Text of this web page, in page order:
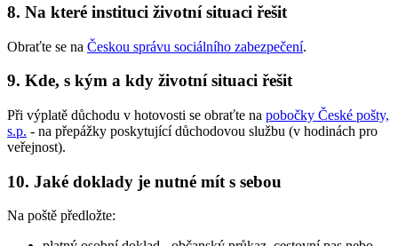
8. Na které instituci životní situaci řešit
Obraťte se na Českou správu sociálního zabezpečení.
9. Kde, s kým a kdy životní situaci řešit
Při výplatě důchodu v hotovosti se obraťte na pobočky České pošty,
s.p. - na přepážky poskytující důchodovou službu (v hodinách pro
veřejnost).
10. Jaké doklady je nutné mít s sebou
Na poště předložte: